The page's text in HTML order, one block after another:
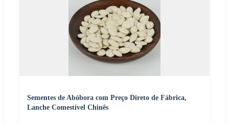
Sementes de Abóbora com Preço Direto de Fábrica,
Lanche Comestível Chinês